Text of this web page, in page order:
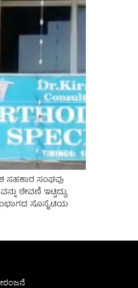
ಸಹಕಾರ ಸಂಘವು
ಠೇವಣಿ ಇಟ್ಟಿದ್ದು,
ಸೊಸೈಟಿಯ